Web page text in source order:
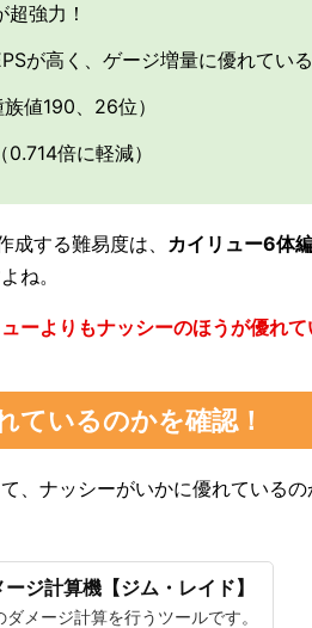
超強力！
が高く、ゲージ増量に優れている
値190、26位）
0.714倍に軽減）
成する難易度は、 カイリュー6体
ね。
ーよりもナッシーのほうが優れて
ているのかを確認！
、ナッシーがいかに優れている
ジ計算機【ジム・レイド】
メージ計算を行うツールです。